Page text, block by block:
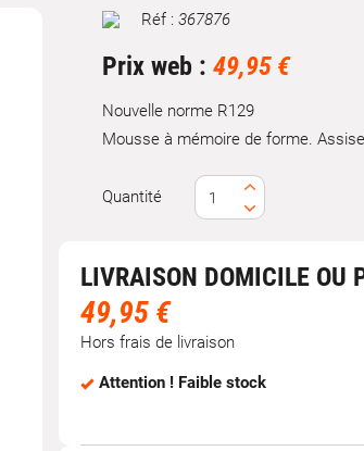
MarqueRéf : 367876
Prix web : 49,95 €
Nouvelle norme R129
Mousse à mémoire de forme.
Quantité
LIVRAISON DOMICILE OU
49,95 €
Hors frais de livraison
Attention ! Faible stock